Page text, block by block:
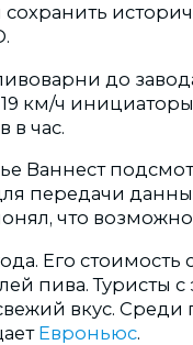
до
км/ч
в час.
Ваннест
передачи
что
Его стоимость
пива. Туристы
вкус.
Евроньюс.